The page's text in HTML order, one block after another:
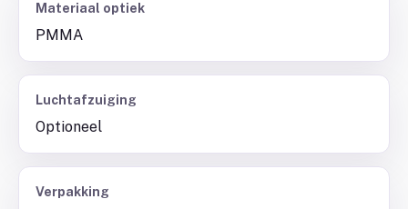
Materiaal optiek
PMMA
Luchtafzuiging
Optioneel
Verpakking